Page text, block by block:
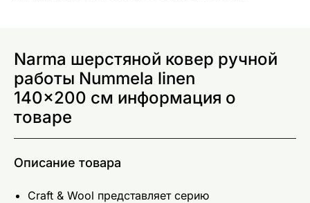
Narma шерстяной ковер ручной
работы Nummela linen
140x200 см информация о
товаре
Описание товара
Craft & Wool представляет серию